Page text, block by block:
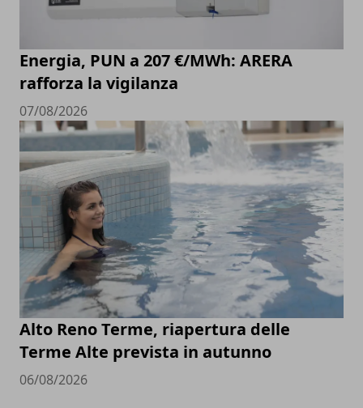
Energia, PUN a 207 €/MWh: ARERA
rafforza la vigilanza
07/08/2026
Alto Reno Terme, riapertura delle
Terme Alte prevista in autunno
06/08/2026